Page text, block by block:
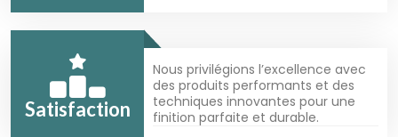
Satisfaction
Nous privilégions l’excellence avec
des produits performants et des
techniques innovantes pour une
finition parfaite et durable.